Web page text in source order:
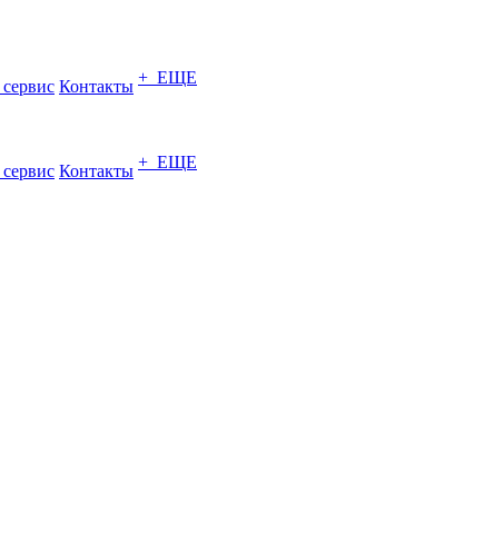
Контакты + ЕЩЕ
Контакты + ЕЩЕ